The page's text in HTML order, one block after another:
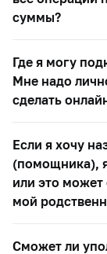
суммы?
Где я могу
Мне надо
сделать
Если я хочу
(помощника),
или это может
мой
Сможет ли